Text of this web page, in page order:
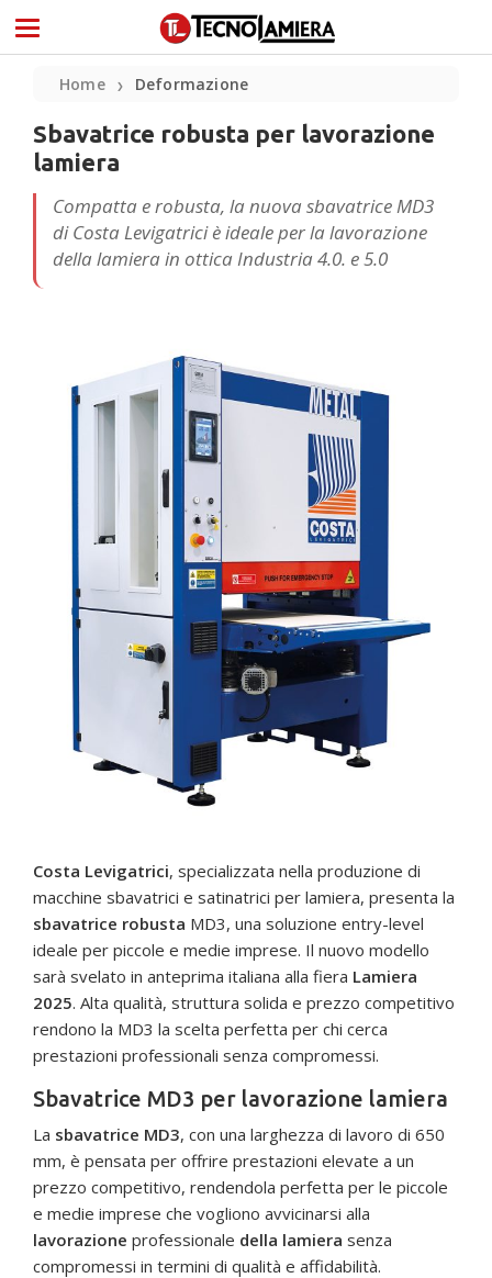
Home ❯ Deformazione
Sbavatrice robusta per lavorazione
lamiera
Compatta e robusta, la nuova sbavatrice MD3
di Costa Levigatrici è ideale per la lavorazione
della lamiera in ottica Industria 4.0. e 5.0
Costa Levigatrici, specializzata nella produzione di
macchine sbavatrici e satinatrici per lamiera, presenta la
sbavatrice robusta MD3, una soluzione entry-level
ideale per piccole e medie imprese. Il nuovo modello
sarà svelato in anteprima italiana alla fiera Lamiera
2025. Alta qualità, struttura solida e prezzo competitivo
rendono la MD3 la scelta perfetta per chi cerca
prestazioni professionali senza compromessi.
Sbavatrice MD3 per lavorazione lamiera
La sbavatrice MD3, con una larghezza di lavoro di 650
mm, è pensata per offrire prestazioni elevate a un
prezzo competitivo, rendendola perfetta per le piccole
e medie imprese che vogliono avvicinarsi alla
lavorazione professionale della lamiera senza
compromessi in termini di qualità e affidabilità.